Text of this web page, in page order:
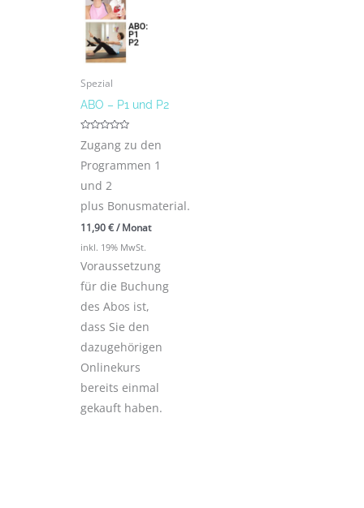
Spezial
ABO – P1 und P2
mit
von
Zugang zu den
Programmen 1
und 2
plus Bonusmaterial.
11,90€/ Monat
inkl. 19% MwSt.
Voraussetzung
für die Buchung
des Abos ist,
dass Sie den
dazugehörigen
Onlinekurs
bereits einmal
gekauft haben.